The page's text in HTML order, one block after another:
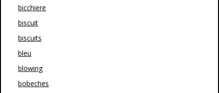
bicchiere
biscuit
biscuits
bleu
blowing
bobeches